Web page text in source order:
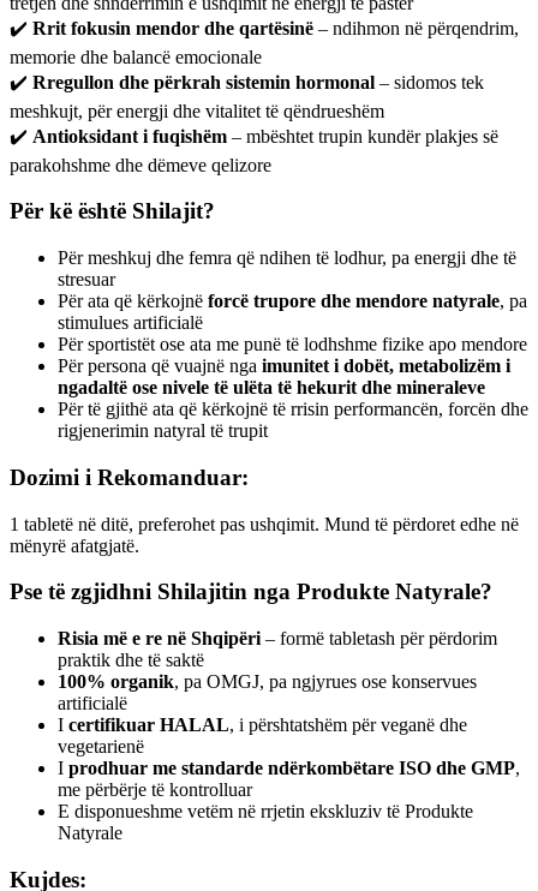
✔️ Rrit fokusin mendor dhe qartësinë – ndihmon në përqendrim,
memorie dhe balancë emocionale
✔️ Rregullon dhe përkrah sistemin hormonal – sidomos tek
meshkujt, për energji dhe vitalitet të qëndrueshëm
✔️ Antioksidant i fuqishëm – mbështet trupin kundër plakjes së
parakohshme dhe dëmeve qelizore
Për kë është Shilajit?
Për meshkuj dhe femra që ndihen të lodhur, pa energji dhe të
stresuar
Për ata që kërkojnë forcë trupore dhe mendore natyrale, pa
stimulues artificialë
Për sportistët ose ata me punë të lodhshme fizike apo mendore
Për persona që vuajnë nga imunitet i dobët, metabolizëm i
ngadaltë ose nivele të ulëta të hekurit dhe mineraleve
Për të gjithë ata që kërkojnë të rrisin performancën, forcën dhe
rigjenerimin natyral të trupit
Dozimi i Rekomanduar:
1 tabletë në ditë, preferohet pas ushqimit. Mund të përdoret edhe në
mënyrë afatgjatë.
Pse të zgjidhni Shilajitin nga Produkte Natyrale?
Risia më e re në Shqipëri – formë tabletash për përdorim
praktik dhe të saktë
100% organik, pa OMGJ, pa ngjyrues ose konservues
artificialë
I certifikuar HALAL, i përshtatshëm për veganë dhe
vegetarienë
I prodhuar me standarde ndërkombëtare ISO dhe GMP,
me përbërje të kontrolluar
E disponueshme vetëm në rrjetin ekskluziv të Produkte
Natyrale
Kujdes: